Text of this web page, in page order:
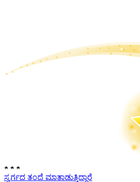
★ ★ ★
ಸ್ವರ್ಗದ ತಂದೆ ಮಾತಾಡುತ್ತಿದ್ದಾರೆ